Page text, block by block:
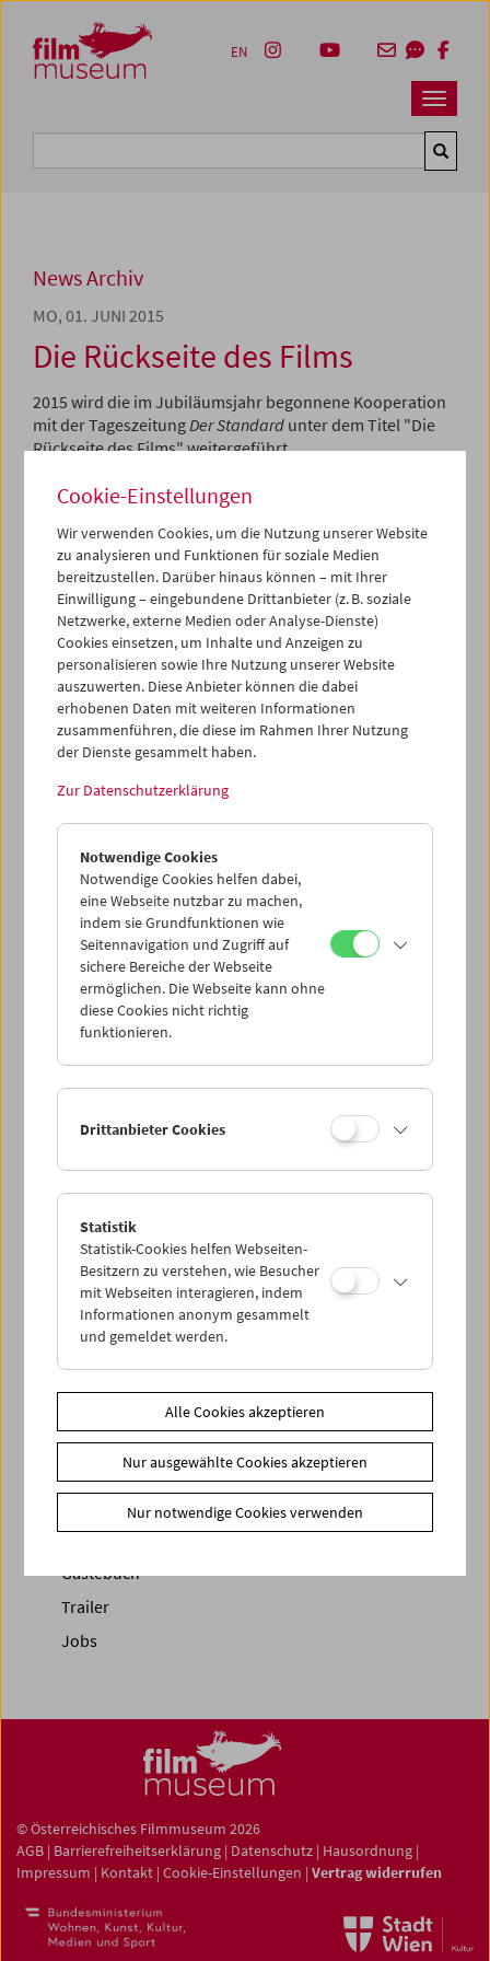
Zum Inhalt
Zum Hauptmenü
Zur Servicenavigation
Zum Suche
Navbar
EN
News Archiv
MO, 01. JUNI 2015
Die Rückseite des Films
2015 wird die im Jubiläumsjahr begonnene Kooperation
mit der TageszeitungDer Standard unter dem Titel "Die
Rückseite des Films" weitergeführt.
Um jene 90 Prozent des überlieferten Filmbestandes
Weg auf die Leinwand gefunden haben, zeigen
DerStandard.at und das Filmmuseum in regelmäßigen
Abständen solche Amateurfilme, Trailer und Experimente
auf www.standard.at. Begleitet von kontextualisierenden
Texten soll so ein weitreichenderer, vielschichtigerer und
komplexerer Begriff des Films und seiner Relevanz für die
Kulturgeschichte des 20. und 21. Jahrhunderts vermittelt
werden.
GewidmetSiegfried Mattl, der an der Gestaltung dieser
< zurück zur Übersicht
Share on
News
News Archiv
Newsletter
Fotos unserer Gäste
Gästebuch
Trailer
Jobs
© Österreichisches Filmmuseum 2026
AGB | Barrierefreiheitserklärung | Datenschutz | Hausordnung |
Impressum | Kontakt | Cookie-Einstellungen | Vertrag widerrufen
Cookie-Einstellungen
Wir verwenden Cookies, um die Nutzung unserer Website
zu analysieren und Funktionen für soziale Medien
bereitzustellen. Darüber hinaus können – mit Ihrer
Einwilligung – eingebundene Drittanbieter (z. B. soziale
Netzwerke, externe Medien oder Analyse-Dienste)
Cookies einsetzen, um Inhalte und Anzeigen zu
personalisieren sowie Ihre Nutzung unserer Website
auszuwerten. Diese Anbieter können die dabei
erhobenen Daten mit weiteren Informationen
zusammenführen, die diese im Rahmen Ihrer Nutzung
der Dienste gesammelt haben.
Zur Datenschutzerklärung
Notwendige Cookies
Notwendige Cookies helfen dabei,
eine Webseite nutzbar zu machen,
indem sie Grundfunktionen wie
Seitennavigation und Zugriff auf
sichere Bereiche der Webseite
ermöglichen. Die Webseite kann ohne
diese Cookies nicht richtig
funktionieren.
Drittanbieter Cookies
Statistik
Statistik-Cookies helfen Webseiten-
Besitzern zu verstehen, wie Besucher
mit Webseiten interagieren, indem
Informationen anonym gesammelt
und gemeldet werden.
Alle Cookies akzeptieren
Nur ausgewählte Cookies akzeptieren
Nur notwendige Cookies verwenden